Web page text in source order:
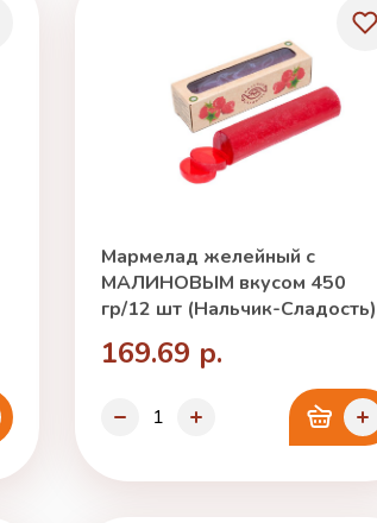
Мармелад желейный с
МАЛИНОВЫМ вкусом 450
гр/12 шт (Нальчик-Сладость)
169.69 р.